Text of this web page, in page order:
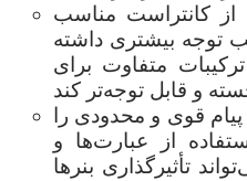
از کانتراست مناسب
توجه بیشتری داشته
متفاوت برای
پیام قوی و محدودی را
از عبارت‌ها و
تأثیرگذاری بنرها